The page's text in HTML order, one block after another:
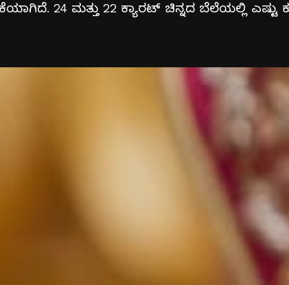
24 ಮತ್ತು 22 ಕ್ಯಾರಟ್ ಚಿನ್ನದ ಬೆಲೆಯಲ್ಲಿ